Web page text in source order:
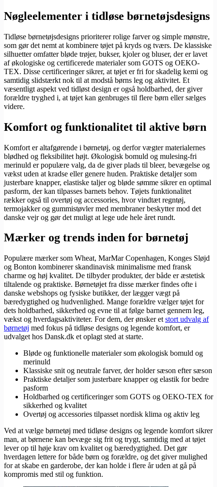
Nøgleelementer i tidløse børnetøjsdesigns
Tidløse børnetøjsdesigns prioriterer rolige farver og simple mønstre,
som gør det nemt at kombinere tøjet på kryds og tværs. De klassiske
silhuetter omfatter bløde trøjer, bukser, kjoler og bluser, der er lavet
af økologiske og certificerede materialer som GOTS og OEKO-
TEX. Disse certificeringer sikrer, at tøjet er fri for skadelig kemi og
samtidig slidstærkt nok til at modstå børns leg og aktivitet. Et
væsentligt aspekt ved tidløst design er også holdbarhed, der giver
forældre tryghed i, at tøjet kan genbruges til flere børn eller sælges
videre.
Komfort og funktionalitet til aktive børn
Komfort er altafgørende i børnetøj, og derfor vægter materialernes
blødhed og fleksibilitet højt. Økologisk bomuld og mulesing-fri
merinuld er populære valg, da de giver plads til bleer, bevægelse og
vækst uden at kradse eller genere huden. Praktiske detaljer som
justerbare knapper, elastiske taljer og bløde sømme sikrer en optimal
pasform, der kan tilpasses barnets behov. Tøjets funktionalitet
rækker også til overtøj og accessories, hvor vindtæt regntøj,
termojakker og gummistøvler med membraner beskytter mod det
danske vejr og gør det muligt at lege ude hele året rundt.
Mærker og trends inden for børnetøj
Populære mærker som Wheat, MarMar Copenhagen, Konges Sløjd
og Bonton kombinerer skandinavisk minimalisme med fransk
charme og høj kvalitet. De tilbyder produkter, der både er æstetisk
tiltalende og praktiske. Børnetøjet fra disse mærker findes ofte i
danske webshops og fysiske butikker, der lægger vægt på
bæredygtighed og hudvenlighed. Mange forældre vælger tøjet for
dets holdbarhed, sikkerhed og evne til at følge barnet gennem leg,
vækst og hverdagsaktiviteter. For dem, der ønsker et stort udvalg af
børnetøj med fokus på tidløse designs og legende komfort, er
udvalget hos Dansk.dk et oplagt sted at starte.
Bløde og funktionelle materialer som økologisk bomuld og
merinuld
Klassiske snit og neutrale farver, der holder sæson efter sæson
Praktiske detaljer som justerbare knapper og elastik for bedre
pasform
Holdbarhed og certificeringer som GOTS og OEKO-TEX for
sikkerhed og kvalitet
Overtøj og accessories tilpasset nordisk klima og aktiv leg
Ved at vælge børnetøj med tidløse designs og legende komfort sikrer
man, at børnene kan bevæge sig frit og trygt, samtidig med at tøjet
lever op til høje krav om kvalitet og bæredygtighed. Det gør
hverdagen lettere for både børn og forældre, og det giver mulighed
for at skabe en garderobe, der kan holde i flere år uden at gå på
kompromis med stil og funktion.